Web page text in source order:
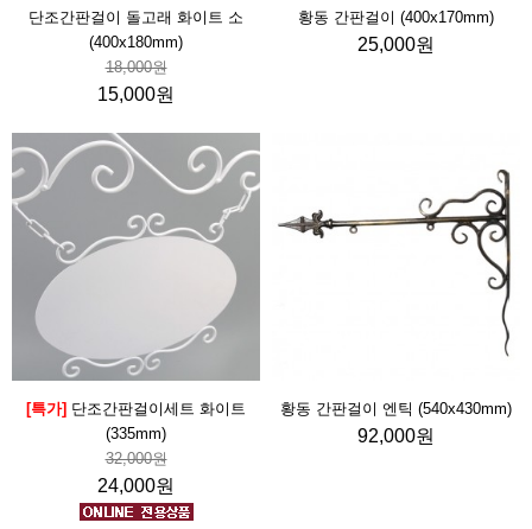
단조간판걸이 돌고래 화이트 소
(400x180mm)
18,000원
15,000원
황동 간판걸이 (400x170mm)
25,000원
[특가] 단조간판걸이세트 화이트
(335mm)
32,000원
24,000원
황동 간판걸이 엔틱 (540x430mm)
92,000원